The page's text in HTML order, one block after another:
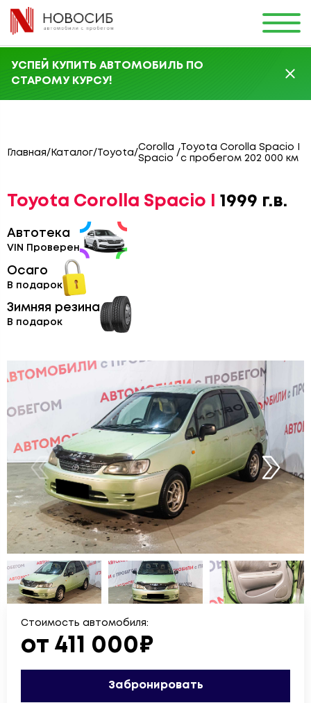
УСПЕЙ КУПИТЬ АВТОМОБИЛЬ ПО
СТАРОМУ КУРСУ!
Главная/ Каталог/Toyota/
Corolla
Spacio
/
Toyota Corolla Spacio I
с пробегом 202 000 км
Toyota Corolla Spacio I 1999 г.в.
Автотека
VIN Проверен
Осаго
В подарок
Зимняя резина
В подарок
Стоимость автомобиля:
от 411 000₽
Забронировать